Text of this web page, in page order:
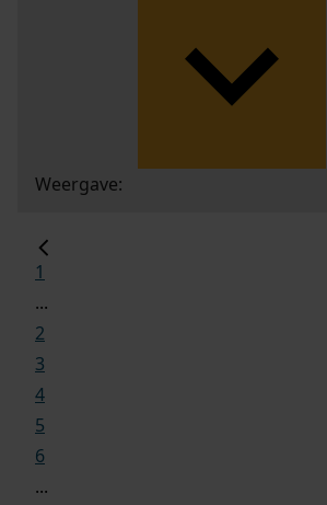
Weergave:
1
...
2
3
4
5
6
...